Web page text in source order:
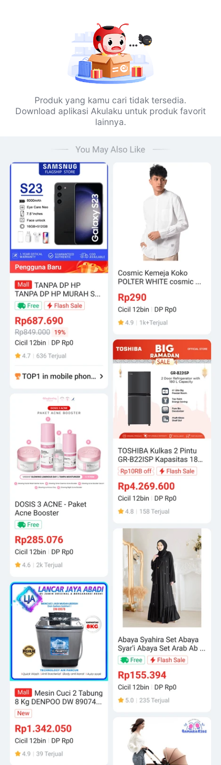
Produk yang kamu cari tidak tersedia.
Download aplikasi Akulaku untuk produk favorit
lainnya.